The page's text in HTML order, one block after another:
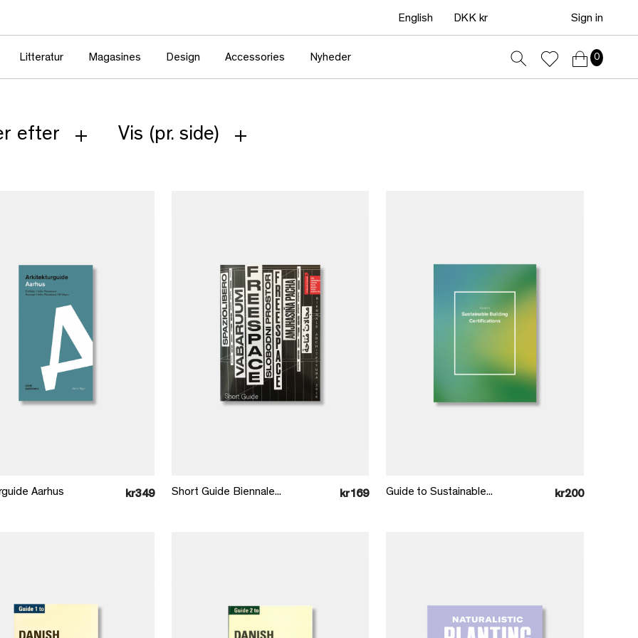
English DKK kr Sign in
Litteratur Magasines Design Accessories Nyheder 0
efter Vis (pr. side)
Aarhus kr349 Short Guide Biennale... kr169 Guide to Sustainable... kr200